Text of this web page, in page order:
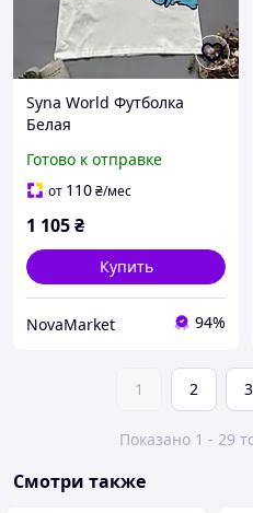
Syna World Футболка
Белая
Готово к отправке
от 110₴/мес
1 105₴
Купить
NovaMarket 94%
1 2 3
Показано 1 - 29
Смотри также